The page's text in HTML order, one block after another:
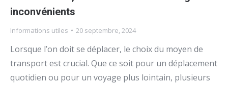
inconvénients
Informations utiles 20 septembre, 2024
Lorsque l’on doit se déplacer, le choix du moyen de
transport est crucial. Que ce soit pour un déplacement
quotidien ou pour un voyage plus lointain, plusieurs